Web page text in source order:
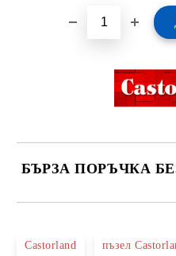
БЪРЗА ПОРЪЧКА
Castorland пъзел